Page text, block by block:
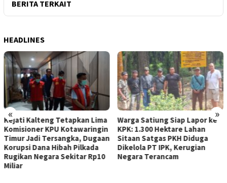
BERITA TERKAIT
HEADLINES
« »
Lima
Kotawaringin
Dugaan
Pilkada
Sekitar Rp10
Warga Satiung Siap Lapor ke
KPK: 1.300 Hektare Lahan
Sitaan Satgas PKH Diduga
Dikelola PT IPK, Kerugian
Negara Terancam
BAZNAS
Salurkan
untuk
Disabilitas,
Kepedulian